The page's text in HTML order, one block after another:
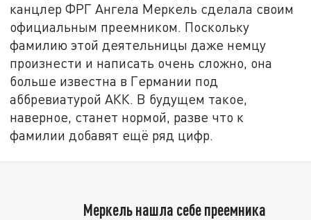
канцлер ФРГ Ангела Меркель сделала своим
официальным преемником. Поскольку
фамилию этой деятельницы даже немцу
произнести и написать очень сложно, она
больше известна в Германии под
аббревиатурой АКК. В будущем такое,
наверное, станет нормой, разве что к
фамилии добавят ещё ряд цифр.
Меркель нашла себе преемника